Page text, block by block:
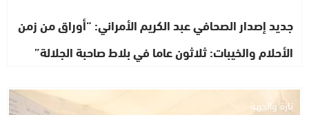
جديد إصدار الصحافي عبد الكريم الأمراني: “أوراق من زمن
الأحلام والخيبات: ثلاثون عاما في بلاط صاحبة الجلالة”
تازة والجهة